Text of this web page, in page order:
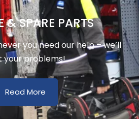
& SPARE PARTS
you need our help – we’ll
your problems!
Read More